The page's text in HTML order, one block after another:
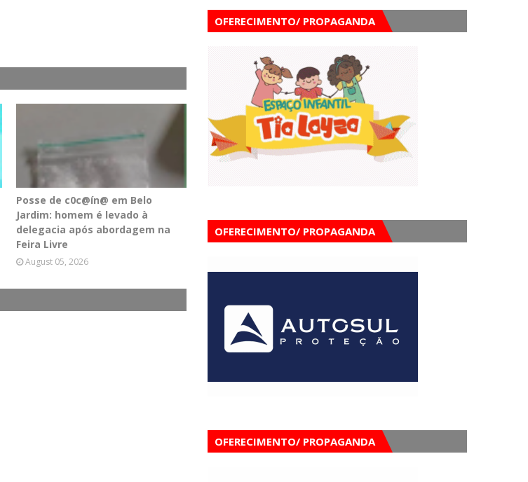
Posse de c0c@ín@ em Belo
Jardim: homem é levado à
delegacia após abordagem na
Feira Livre
August 05, 2026
OFERECIMENTO/ PROPAGANDA
OFERECIMENTO/ PROPAGANDA
OFERECIMENTO/ PROPAGANDA